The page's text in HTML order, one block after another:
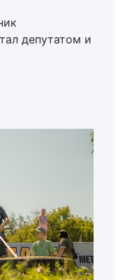
депутатом и